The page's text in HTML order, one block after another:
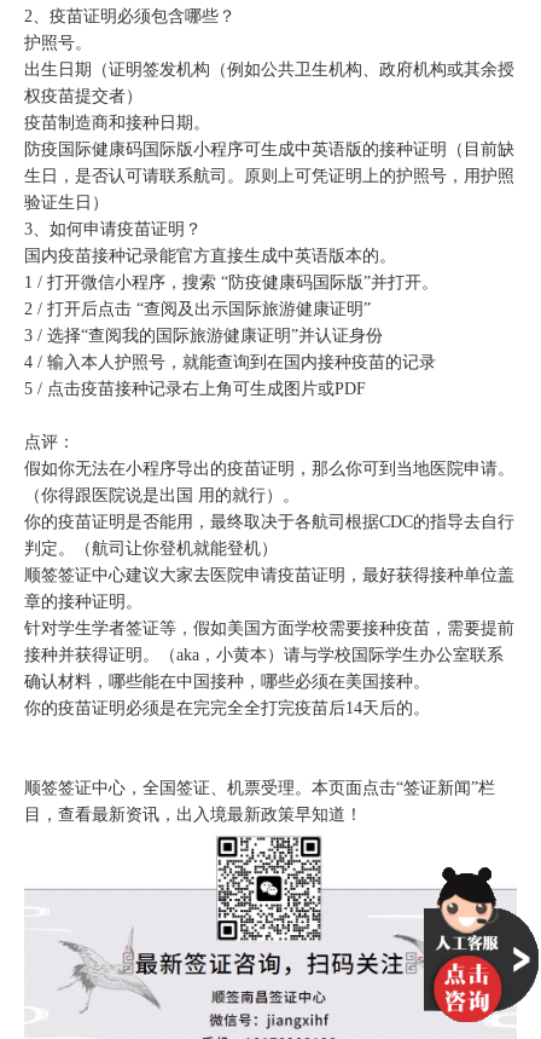
2、疫苗证明必须包含哪些？
护照号。
出生日期（证明签发机构（例如公共卫生机构、政府机构或其余授
权疫苗提交者）
疫苗制造商和接种日期。
防疫国际健康码国际版小程序可生成中英语版的接种证明（目前缺
生日，是否认可请联系航司。原则上可凭证明上的护照号，用护照
验证生日）
3、如何申请疫苗证明？
国内疫苗接种记录能官方直接生成中英语版本的。
1 / 打开微信小程序，搜索 “防疫健康码国际版”并打开。
2 / 打开后点击 “查阅及出示国际旅游健康证明”
3 / 选择“查阅我的国际旅游健康证明”并认证身份
4 / 输入本人护照号，就能查询到在国内接种疫苗的记录
5 / 点击疫苗接种记录右上角可生成图片或PDF
点评：
假如你无法在小程序导出的疫苗证明，那么你可到当地医院申请。
（你得跟医院说是出国 用的就行）。
你的疫苗证明是否能用，最终取决于各航司根据CDC的指导去自行
判定。（航司让你登机就能登机）
顺签签证中心建议大家去医院申请疫苗证明，最好获得接种单位盖
章的接种证明。
针对学生学者签证等，假如美国方面学校需要接种疫苗，需要提前
接种并获得证明。（aka，小黄本）请与学校国际学生办公室联系
确认材料，哪些能在中国接种，哪些必须在美国接种。
你的疫苗证明必须是在完完全全打完疫苗后14天后的。
顺签签证中心，全国签证、机票受理。本页面点击“签证新闻”栏
目，查看最新资讯，出入境最新政策早知道！